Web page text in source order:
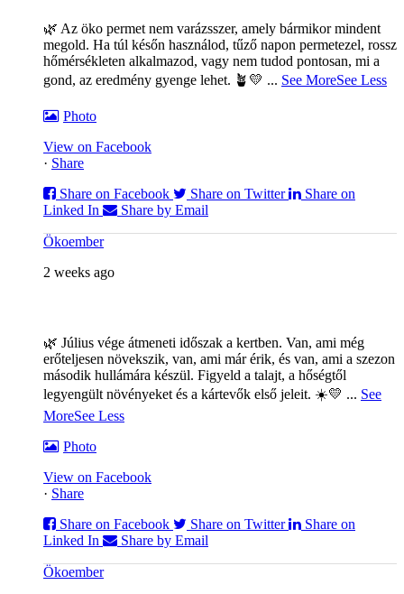
🌿 Az öko permet nem varázsszer, amely bármikor mindent
megold. Ha túl későn használod, tűző napon permetezel, rossz
hőmérsékleten alkalmazod, vagy nem tudod pontosan, mi a
gond, az eredmény gyenge lehet. 🪴💛 ... See MoreSee Less
Photo
View on Facebook
· Share
Share on Facebook
Share on Twitter
Share on
Linked In
Share by Email
Ökoember
2 weeks ago
🌿 Július vége átmeneti időszak a kertben. Van, ami még
erőteljesen növekszik, van, ami már érik, és van, ami a szezon
második hullámára készül. Figyeld a talajt, a hőségtől
legyengült növényeket és a kártevők első jeleit. ☀️💛 ... See
MoreSee Less
Photo
View on Facebook
· Share
Share on Facebook
Share on Twitter
Share on
Linked In
Share by Email
Ökoember